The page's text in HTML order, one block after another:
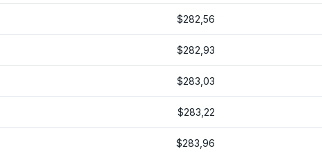
$282,56
$282,93
$283,03
$283,22
$283,96